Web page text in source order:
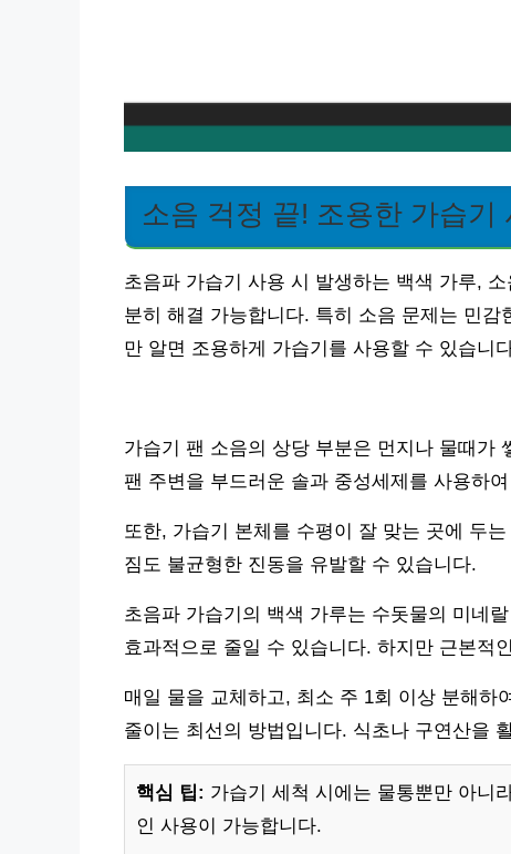
소음 걱정 끝! 조용한 가습기
초음파 가습기 사용 시 발생하는 백색 가루,
분히 해결 가능합니다. 특히 소음 문제는 민
만 알면 조용하게 가습기를 사용할 수 있습니
가습기 팬 소음의 상당 부분은 먼지나 물때가
팬 주변을 부드러운 솔과 중성세제를 사용하
또한, 가습기 본체를 수평이 잘 맞는 곳에 두
짐도 불균형한 진동을 유발할 수 있습니다.
초음파 가습기의 백색 가루는 수돗물의 미네
효과적으로 줄일 수 있습니다. 하지만 근본적
매일 물을 교체하고, 최소 주 1회 이상 분해하
줄이는 최선의 방법입니다. 식초나 구연산을
핵심 팁: 가습기 세척 시에는 물통뿐만 아니
인 사용이 가능합니다.